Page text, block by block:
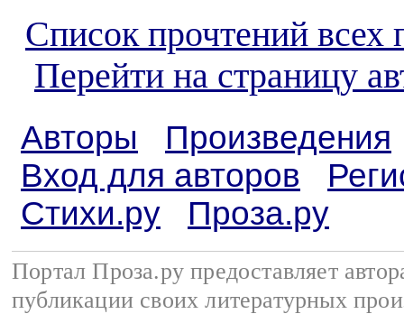
Список прочтений всех
Перейти на страницу
Авторы
Произведения
Вход для авторов
Стихи.ру
Проза.ру
Портал Проза.ру предоставляет
публикации своих литературных